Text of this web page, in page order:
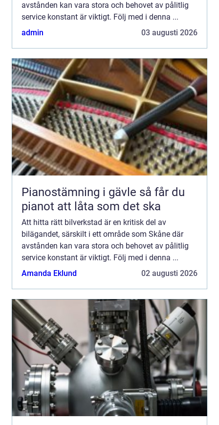
avstånden kan vara stora och behovet av pålitlig
service konstant är viktigt. Följ med i denna ...
admin
03 augusti 2026
Pianostämning i gävle så får du
pianot att låta som det ska
Att hitta rätt bilverkstad är en kritisk del av
bilägandet, särskilt i ett område som Skåne där
avstånden kan vara stora och behovet av pålitlig
service konstant är viktigt. Följ med i denna ...
Amanda Eklund
02 augusti 2026